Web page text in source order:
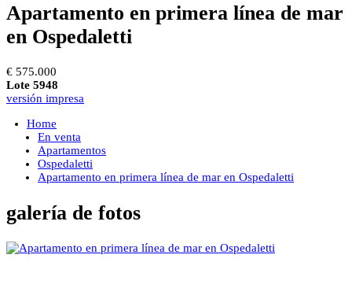
Apartamento en primera línea de mar
en Ospedaletti
€ 575.000
Lote 5948
versión impresa
Home
En venta
Apartamentos
Ospedaletti
Apartamento en primera línea de mar en Ospedaletti
galería de fotos